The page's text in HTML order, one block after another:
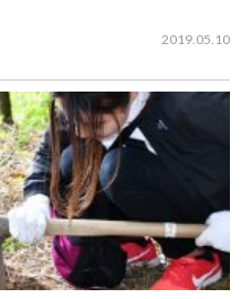
2019.05.10
月１日より、県内トップの生
ス出荷がスタートしました。
筒井武彦さんが２７０ケース